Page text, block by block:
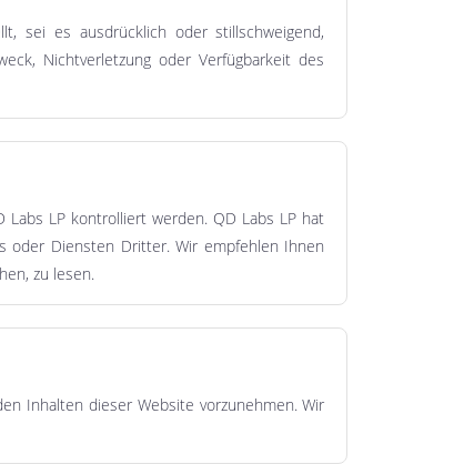
sei es ausdrücklich oder stillschweigend,
Nichtverletzung oder Verfügbarkeit des
LP kontrolliert werden. QD Labs LP hat
oder Diensten Dritter. Wir empfehlen Ihnen
zu lesen.
Inhalten dieser Website vorzunehmen. Wir